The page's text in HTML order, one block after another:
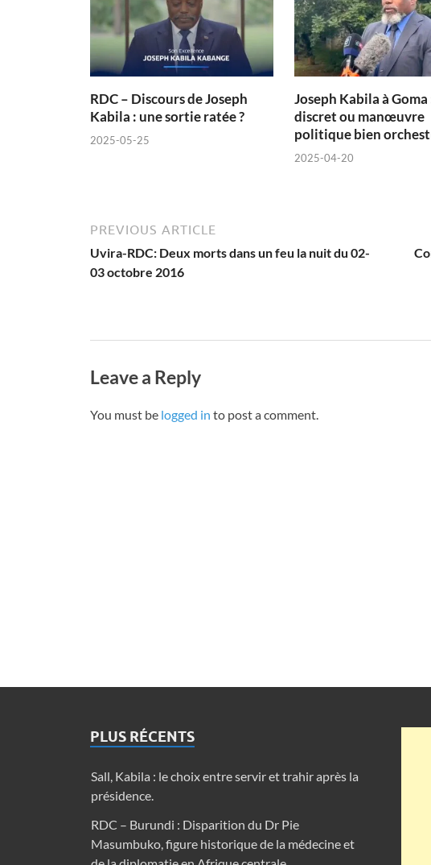
RDC – Discours de Joseph
Kabila : une sortie ratée ?
2025-05-25
Joseph Kabila à
discret ou manœuvre
politique bien
2025-04-20
PREVIOUS ARTICLE
Uvira-RDC: Deux morts dans un feu la nuit du 02-
03 octobre 2016
Leave a Reply
You must be logged in to post a comment.
PLUS RÉCENTS
Sall, Kabila : le choix entre servir et trahir après la
présidence.
RDC – Burundi : Disparition du Dr Pie
Masumbuko, figure historique de la médecine et